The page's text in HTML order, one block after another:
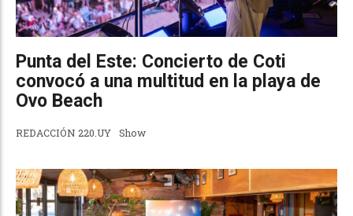
Punta del Este: Concierto de Coti
convocó a una multitud en la playa de
Ovo Beach
REDACCIÓN 220.UY Show